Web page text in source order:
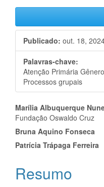
Publicado: out. 18,
Palavras-chave:
Atenção Primária
Processos grupais
Conteúdo
do
artigo
principal
Marília Albuquerque
Fundação Oswaldo Cruz
Bruna Aquino Fonseca
Patrícia Trápaga Ferreira
Resumo